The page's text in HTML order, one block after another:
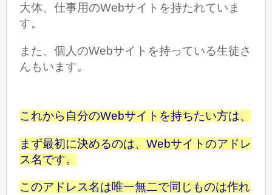
大体、仕事用のWebサイトを持たれていま
す。
また、個人のWebサイトを持っている生徒さ
んもいます。
これから自分のWebサイトを持ちたい方は、
まず最初に決めるのは、Webサイトのアドレ
ス名です。
このアドレス名は唯一無二で同じものは作れ